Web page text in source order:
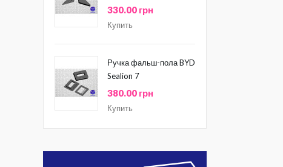
330.00 грн
Купить
Ручка фальш-пола BYD
Sealion 7
380.00 грн
Купить